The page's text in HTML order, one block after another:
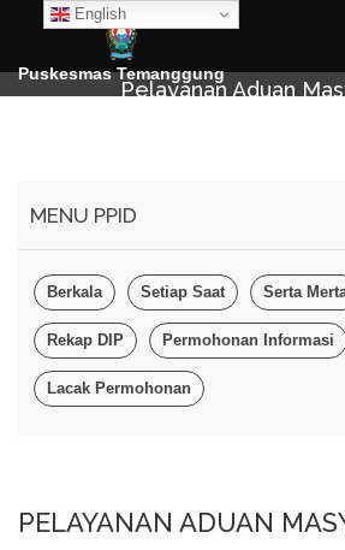
English
Puskesmas Temanggung
Pelayanan Aduan
MENU PPID
Berkala Setiap Saat Serta
Rekap DIP Permohonan Informasi
Lacak Permohonan
PELAYANAN ADUAN